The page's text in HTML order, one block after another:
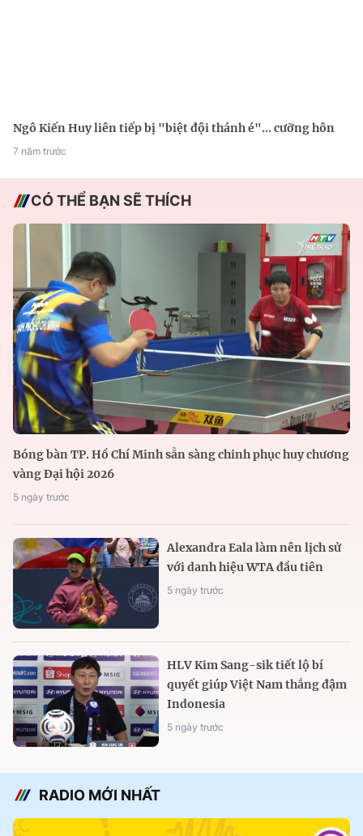
Ngô Kiến Huy liên tiếp bị "biệt đội thánh é"... cưỡng hôn
7 năm trước
CÓ THỂ BẠN SẼ THÍCH
Bóng bàn TP. Hồ Chí Minh sẵn sàng chinh phục huy chương
vàng Đại hội 2026
5 ngày trước
Alexandra Eala làm nên lịch sử
với danh hiệu WTA đầu tiên
5 ngày trước
HLV Kim Sang-sik tiết lộ bí
quyết giúp Việt Nam thắng đậm
Indonesia
5 ngày trước
RADIO MỚI NHẤT